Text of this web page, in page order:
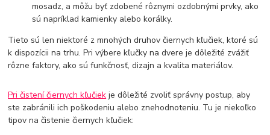
mosadz, a môžu byť zdobené rôznymi ozdobnými prvky, ako
sú napríklad kamienky alebo korálky.
Tieto sú len niektoré z mnohých druhov čiernych kľučiek, ktoré sú
k dispozícii na trhu. Pri výbere kľučky na dvere je dôležité zvážiť
rôzne faktory, ako sú funkčnosť, dizajn a kvalita materiálov.
Pri čistení čiernych kľučiek je dôležité zvoliť správny postup, aby
ste zabránili ich poškodeniu alebo znehodnoteniu. Tu je niekoľko
tipov na čistenie čiernych kľučiek: